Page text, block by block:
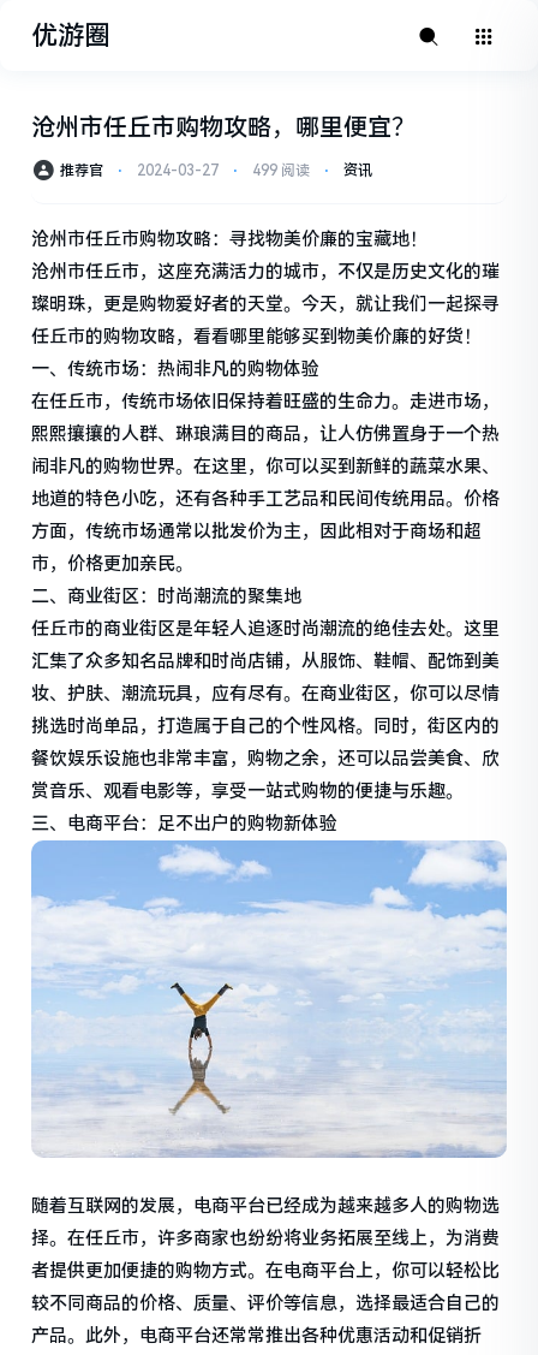
优游圈
沧州市任丘市购物攻略，哪里便宜？
推荐官 ⋅ 2024-03-27 ⋅ 499 阅读 ⋅ 资讯
沧州市任丘市购物攻略：寻找物美价廉的宝藏地！
沧州市任丘市，这座充满活力的城市，不仅是历史文化的璀
璨明珠，更是购物爱好者的天堂。今天，就让我们一起探寻
任丘市的购物攻略，看看哪里能够买到物美价廉的好货！
一、传统市场：热闹非凡的购物体验
在任丘市，传统市场依旧保持着旺盛的生命力。走进市场，
熙熙攘攘的人群、琳琅满目的商品，让人仿佛置身于一个热
闹非凡的购物世界。在这里，你可以买到新鲜的蔬菜水果、
地道的特色小吃，还有各种手工艺品和民间传统用品。价格
方面，传统市场通常以批发价为主，因此相对于商场和超
市，价格更加亲民。
二、商业街区：时尚潮流的聚集地
任丘市的商业街区是年轻人追逐时尚潮流的绝佳去处。这里
汇集了众多知名品牌和时尚店铺，从服饰、鞋帽、配饰到美
妆、护肤、潮流玩具，应有尽有。在商业街区，你可以尽情
挑选时尚单品，打造属于自己的个性风格。同时，街区内的
餐饮娱乐设施也非常丰富，购物之余，还可以品尝美食、欣
赏音乐、观看电影等，享受一站式购物的便捷与乐趣。
三、电商平台：足不出户的购物新体验
随着互联网的发展，电商平台已经成为越来越多人的购物选
择。在任丘市，许多商家也纷纷将业务拓展至线上，为消费
者提供更加便捷的购物方式。在电商平台上，你可以轻松比
较不同商品的价格、质量、评价等信息，选择最适合自己的
产品。此外，电商平台还常常推出各种优惠活动和促销折